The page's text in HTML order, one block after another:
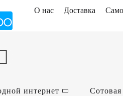
О нас Доставка
интернет Сотовая